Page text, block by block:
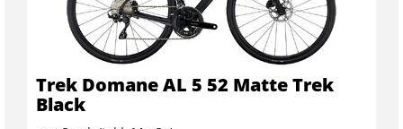
Trek Domane AL 5 52 Matte Trek
Black